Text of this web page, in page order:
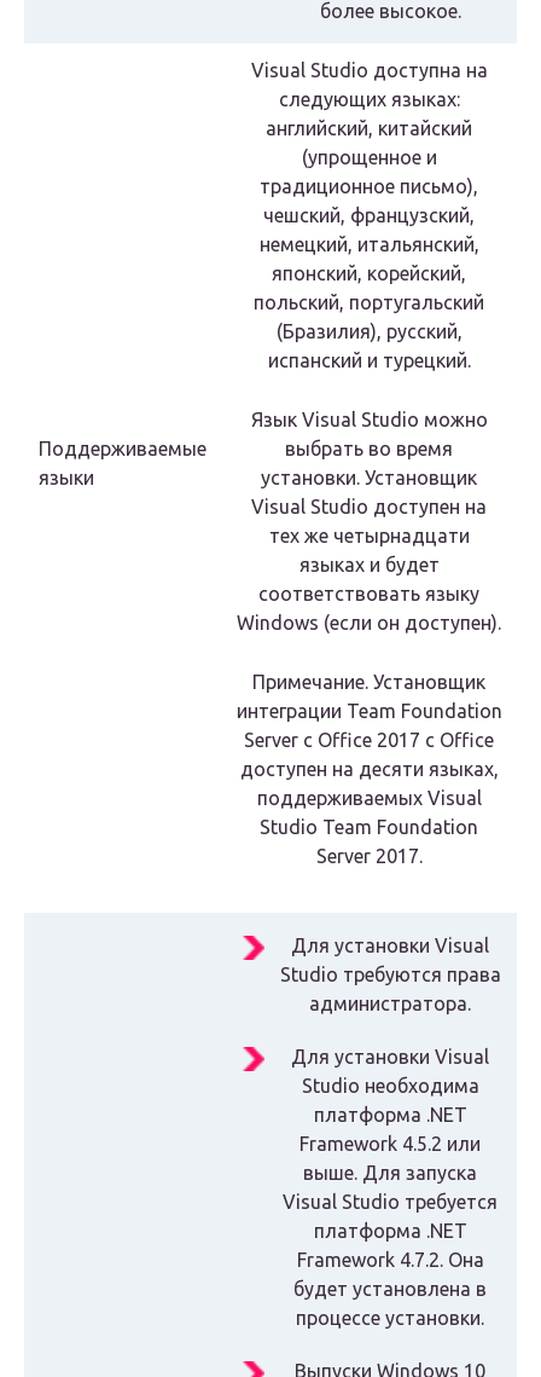
более высокое.
Поддерживаемые
языки
Visual Studio доступна на
следующих языках:
английский, китайский
(упрощенное и
традиционное письмо),
чешский, французский,
немецкий, итальянский,
японский, корейский,
польский, португальский
(Бразилия), русский,
испанский и турецкий.
Язык Visual Studio можно
выбрать во время
установки. Установщик
Visual Studio доступен на
тех же четырнадцати
языках и будет
соответствовать языку
Windows (если он доступен).
Примечание. Установщик
интеграции Team Foundation
Server с Office 2017 с Office
доступен на десяти языках,
поддерживаемых Visual
Studio Team Foundation
Server 2017.
Для установки Visual
Studio требуются права
администратора.
Для установки Visual
Studio необходима
платформа .NET
Framework 4.5.2 или
выше. Для запуска
Visual Studio требуется
платформа .NET
Framework 4.7.2. Она
будет установлена в
процессе установки.
Выпуски Windows 10